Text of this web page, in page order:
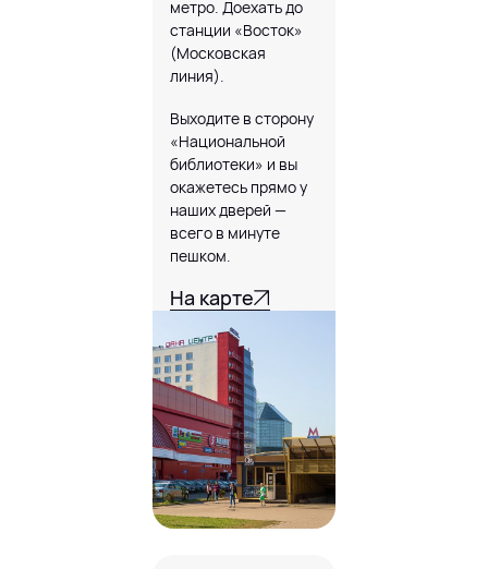
МЫ В INSTAGRAM
DANA MALL, 2025
метро. Доехать до
станции «Восток»
(Московская
линия).
Выходите в сторону
«Национальной
библиотеки» и вы
окажетесь прямо у
наших дверей —
всего в минуте
пешком.
На карте